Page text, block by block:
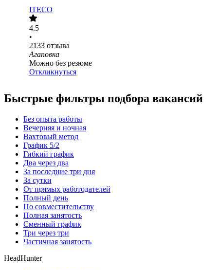
ITECO
4.5
•
2133 отзыва
Агаповка
Можно без резюме
Откликнуться
Быстрые фильтры подбора вакансий
Без опыта работы
Вечерняя и ночная
Вахтовый метод
График 5/2
Гибкий график
Два через два
За последние три дня
За сутки
От прямых работодателей
Полный день
По совместительству
Полная занятость
Сменный график
Три через три
Частичная занятость
HeadHunter